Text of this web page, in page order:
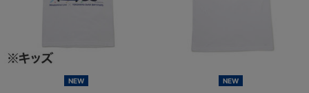
NEW NEW